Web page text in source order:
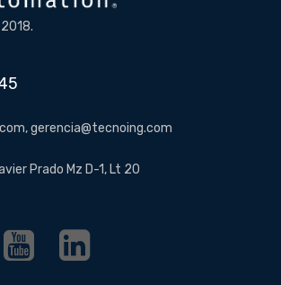
2018.
gerencia@tecnoing.com
Prado Mz D-1, Lt 20